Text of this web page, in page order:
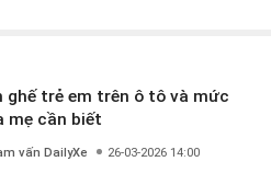
ghế trẻ em trên ô tô và mức
mẹ cần biết
vấn DailyXe 26-03-2026 14:00